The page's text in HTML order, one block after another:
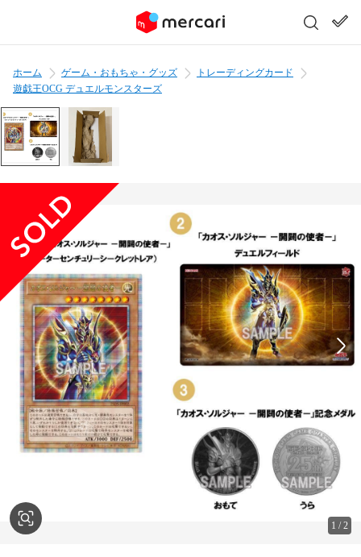
ホーム ゲーム・おもちゃ・グッズ
トレーディングカード
遊戯王OCG デュエルモンスターズ
1 /2